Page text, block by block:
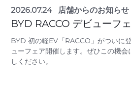
2026.07.24 店舗からのお知らせ
BYD RACCO デビューフ
BYD 初の軽EV「RACCO」がついに
ューフェア開催します。ぜひこの機
しください。